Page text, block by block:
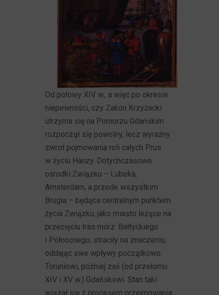
Od połowy XIV w., a więc po okresie
niepewności, czy Zakon Krzyżacki
utrzyma się na Pomorzu Gdańskim
rozpoczął się powolny, lecz wyraźny
zwrot pojmowania roli całych Prus
w życiu Hanzy. Dotychczasowe
ośrodki Związku – Lubeka,
Amsterdam, a przede wszystkim
Brugia – będąca centralnym punktem
życia Związku, jako miasto leżące na
przecięciu tras mórz: Bałtyckiego
i Północnego, straciły na znaczeniu,
oddając swe wpływy początkowo
Toruniowi, później zaś (od przełomu
XIV i XV w.) Gdańskowi. Stan taki
wiązał się z procesem przejmowania